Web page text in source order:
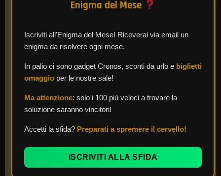
Poi, segui la curiosità e l’istinto: più riesci a “esplorare” lo
egg” lasciati dai creatori della stanza. Certi dettagli,
per risolvere un enigma successivo.
Ricorda: non dare nulla per scontato, nemmeno i suoni o
l’audio. Alcune Escape Room includono false piste per
messaggio vocale o un effetto sonoro specifico. Mantieni
occhi e orecchie aperti e aggiorna i tuoi compagni su tutto
Enigma del Mese
Iscriviti all'Enigma del Mese! Riceverai via email un
enigma da risolvere ogni mese.
In palio ci sono gadget Cronos, sconti da urlo e biglietti
omaggioper le nostre sale!
Ma attenzione: solo i 100 più veloci a trovare la
soluzione saranno vincitori!
Accetti la sfida? Preparati a spremere il cervello!
ISCRIVITI ALLA SFIDA